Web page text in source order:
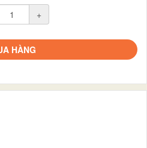
+
HÀNG